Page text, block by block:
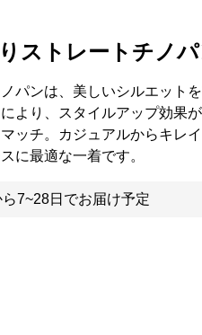
ストレートチノ
パンは、美しいシルエット
より、スタイルアップ効果が
ッチ。カジュアルからキレ
に最適な一着です。
7~28日でお届け予定